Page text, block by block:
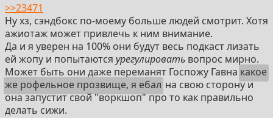
>>23471
Ну хз, сэндбокс по-моему больше людей смотрит. Хотя
ажиотаж может привлечь к ним внимание.
Да и я уверен на 100% они будут весь подкаст лизать
ей жопу и попытаются урегулировать вопрос мирно.
Может быть они даже переманят Госпожу Гавна какое
же рофельное прозвище, я ебал на свою сторону и
она запустит свой "воркшоп" про то как правильно
делать сижи.